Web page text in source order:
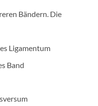
Bändern. Die
Ligamentum
Band